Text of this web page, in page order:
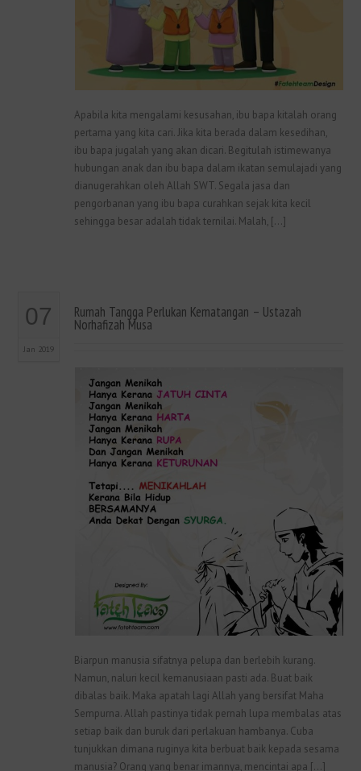
Apabila kita mengalami kesusahan, ibu bapa kitalah orang
pertama yang kita cari. Jika kita berada dalam kesedihan,
ibu bapa jugalah yang akan dicari. Begitulah istimewanya
hubungan anak dan ibu bapa dalam ikatan semulajadi yang
dianugerahkan oleh Allah SWT. Segala jasa dan
pengorbanan yang ibu bapa curahkan sejak kita kecil
sehingga besar adalah tidak ternilai. Malah, […]
07
Jan 2019
Rumah Tangga Perlukan Kematangan – Ustazah
Norhafizah Musa
Biarpun manusia sifatnya pelupa dan berlebih kurang.
Namun, naluri kecil kemanusiaan pasti ada. Buat baik
dibalas baik. Maka apatah lagi Allah yang bersifat Maha
Sempurna. Allah pastinya tidak pernah lupa membalas atas
setiap baik dan buruk dari perlakuan hambanya. Cuba
tunjukkan dimana ruginya kita berbuat baik kepada sesama
manusia? Orang yang benar imannya, mencintai apa […]